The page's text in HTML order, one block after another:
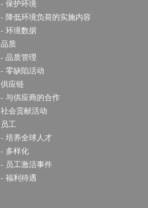
- 保护环境
- 降低环境负荷的实施内容
- 环境数据
品质
- 品质管理
- 零缺陷活动
供应链
- 与供应商的合作
社会贡献活动
员工
- 培养全球人才
- 多样化
- 员工激活事件
- 福利待遇